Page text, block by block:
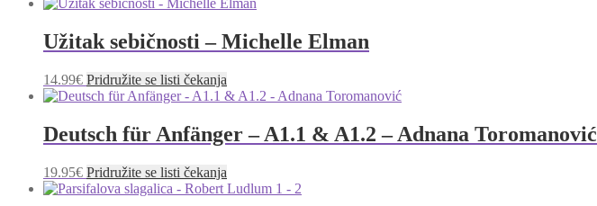
Užitak sebičnosti – Michelle Elman
14.99€ Pridružite se listi čekanja
Deutsch für Anfänger – A1.1 & A1.2 – Adnana Toromanović
19.95€ Pridružite se listi čekanja